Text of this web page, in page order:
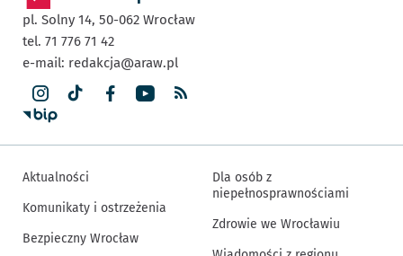
pl. Solny 14, 50-062 Wrocław
tel. 71 776 71 42
e-mail: redakcja@araw.pl
Aktualności
Komunikaty i ostrzeżenia
Bezpieczny Wrocław
Dla osób z
niepełnosprawnościami
Zdrowie we Wrocławiu